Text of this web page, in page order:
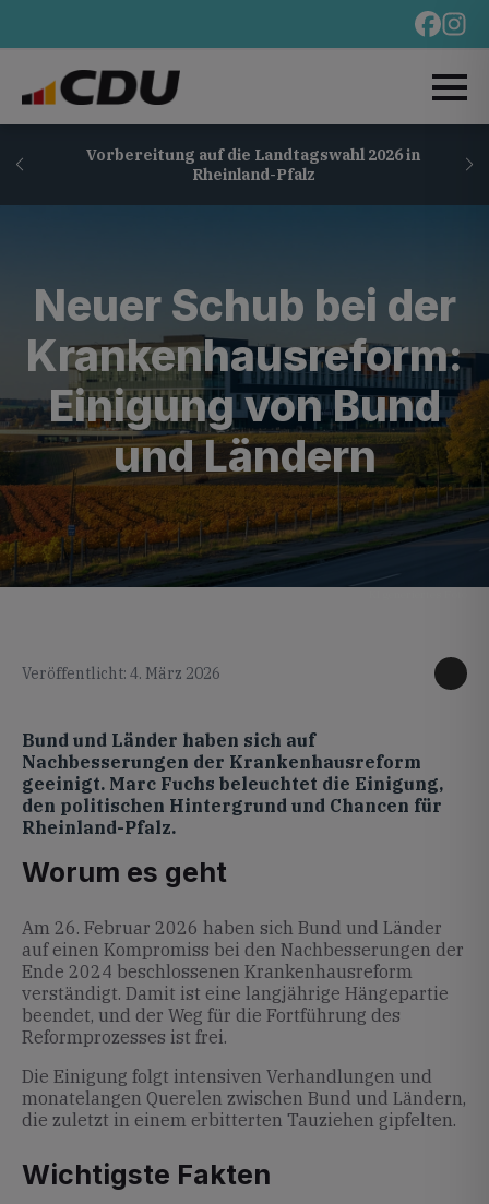
Vorbereitung auf die Landtagswahl 2026 in
Rheinland-Pfalz
Neuer Schub bei der
Krankenhausreform:
Einigung von Bund
und Ländern
Veröffentlicht: 4. März 2026
Bund und Länder haben sich auf
Nachbesserungen der Krankenhausreform
geeinigt. Marc Fuchs beleuchtet die Einigung,
den politischen Hintergrund und Chancen für
Rheinland-Pfalz.
Worum es geht
Am 26. Februar 2026 haben sich Bund und Länder
auf einen Kompromiss bei den Nachbesserungen der
Ende 2024 beschlossenen Krankenhausreform
verständigt. Damit ist eine langjährige Hängepartie
beendet, und der Weg für die Fortführung des
Reformprozesses ist frei.
Die Einigung folgt intensiven Verhandlungen und
monatelangen Querelen zwischen Bund und Ländern,
die zuletzt in einem erbitterten Tauziehen gipfelten.
Wichtigste Fakten